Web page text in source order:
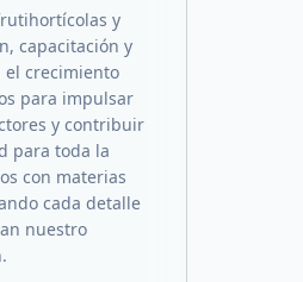
y
capacitación y
el crecimiento
para impulsar
y contribuir
para toda la
con materias
cada detalle
nuestro